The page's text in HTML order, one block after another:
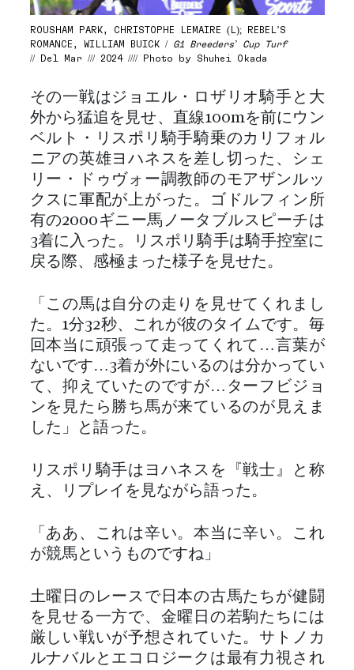
ROUSHAM PARK, CHRISTOPHE LEMAIRE (L); REBEL’S
ROMANCE, WILLIAM BUICK / G1 Breeders’ Cup Turf
// Del Mar /// 2024 //// Photo by Shuhei Okada
その一戦はジョエル・ロザリオ騎手と大
外から猛追を見せ、直線100mを前にウン
ベルト・リスポリ騎手騎乗のカリフォル
ニアの英雄ヨハネスを差し切った、シェ
リー・ドゥヴォー調教師のモアザンルッ
クスに軍配が上がった。ゴドルフィン所
有の2000ギニー馬ノータブルスピーチは
3着に入った。リスポリ騎手は騎手控室に
戻る際、感極まった様子を見せた。
「この馬は自分の走りを見せてくれまし
た。1分32秒、これが彼のタイムです。毎
回本当に頑張って走ってくれて…言葉が
ないです…3着が外にいるのは分かってい
て、抑えていたのですが…ターフビジョ
ンを見たら勝ち馬が来ているのが見えま
した」と語った。
リスポリ騎手はヨハネスを『戦士』と称
え、リプレイを見ながら語った。
「ああ、これは辛い。本当に辛い。これ
が競馬というものですね」
土曜日のレースで日本の古馬たちが健闘
を見せる一方で、金曜日の若駒たちには
厳しい戦いが予想されていた。サトノカ
ルナバルとエコロジークは最有力視され